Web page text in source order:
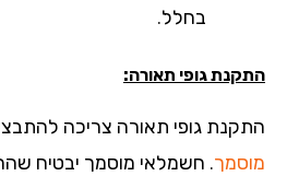
בחלל.
גופי תאורה:
גופי תאורה צריכה להתבצע על
. חשמלאי מוסמך יבטיח